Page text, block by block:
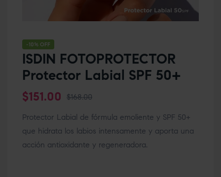
-10% OFF
ISDIN FOTOPROTECTOR
Protector Labial SPF 50+
$168.00
$151.00
Protector Labial de fórmula emoliente y SPF 50+
que hidrata los labios intensamente y aporta una
acción antioxidante y regeneradora.